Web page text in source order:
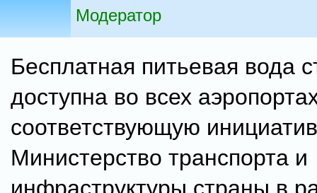
Модератор
Бесплатная питьевая вода
доступна во всех
соответствующую
Министерство транспорта и